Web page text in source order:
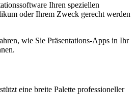
Ihren speziellen
oder Ihrem Zweck gerecht werden
wie Sie Präsentations-Apps in Ihr
eine breite Palette professioneller